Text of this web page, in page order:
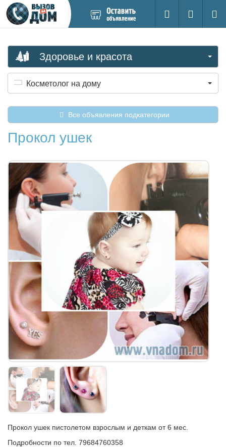
новое
Поиск
Вход на
Здоровье и красота
Косметолог на дому
Все объявления подкатегории
Прокол ушек
Прокол ушек пистолетом взрослым и деткам от 6 мес.
Подробности по тел. 79684760358